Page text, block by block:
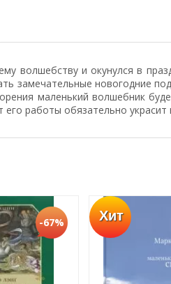
волшебству и окунулся в
замечательные новогодние
маленький волшебник
его работы обязательно
-67% Хит